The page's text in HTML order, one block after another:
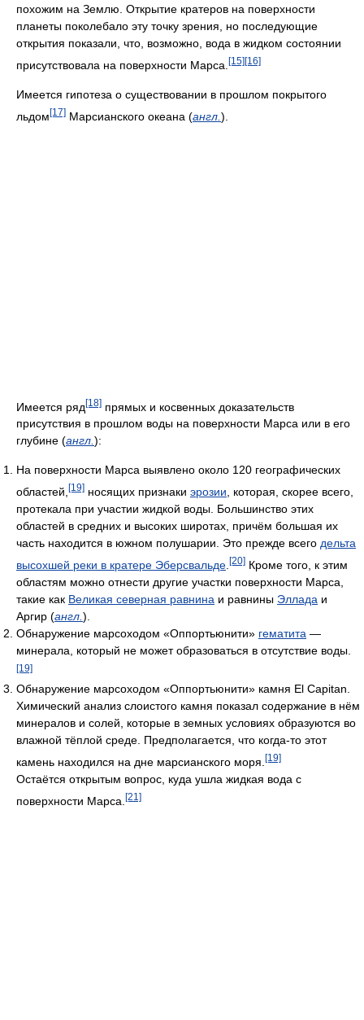
похожим на Землю. Открытие кратеров на поверхности
планеты поколебало эту точку зрения, но последующие
открытия показали, что, возможно, вода в жидком состоянии
присутствовала на поверхности Марса. [15] [16]
Имеется гипотеза о существовании в прошлом покрытого
льдом[17] Марсианского океана (англ. ).
Имеется ряд[18] прямых и косвенных доказательств
присутствия в прошлом воды на поверхности Марса или в его
глубине (англ.):
На поверхности Марса выявлено около 120 географических
областей, [19] носящих признаки эрозии , которая, скорее всего,
протекала при участии жидкой воды. Большинство этих
областей в средних и высоких широтах, причём большая их
часть находится в южном полушарии. Это прежде всего дельта
высохшей реки в кратере Эберсвальде [20] Кроме того, к этим
областям можно отнести другие участки поверхности Марса,
такие как Великая северная равнина и равнины Эллада и
Аргир (англ. ).
Обнаружение марсоходом «Оппортьюнити» гематита —
минерала, который не может образоваться в отсутствие воды.
[19]
Обнаружение марсоходом «Оппортьюнити» камня El Capitan.
Химический анализ слоистого камня показал содержание в нём
минералов и солей, которые в земных условиях образуются во
влажной тёплой среде. Предполагается, что когда-то этот
камень находился на дне марсианского моря. [19]
Остаётся открытым вопрос, куда ушла жидкая вода с
поверхности Марса. [21]